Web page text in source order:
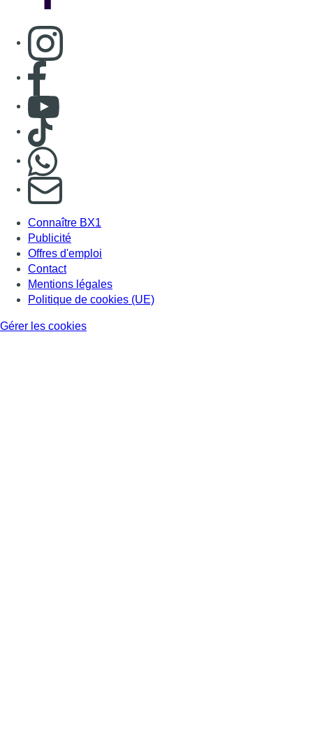
Connaître BX1
Publicité
Offres d'emploi
Contact
Mentions légales
Politique de cookies (UE)
Gérer les cookies